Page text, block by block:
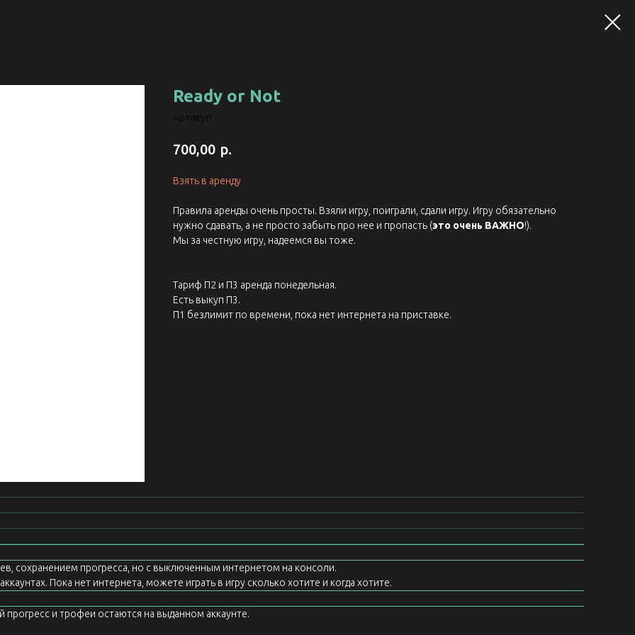
Ready or Not
Артикул:
700,00 р.
Взять в аренду
Правила аренды очень просты. Взяли игру, поиграли, сдали игру. Игру обязательно
нужно сдавать, а не просто забыть про нее и пропасть (это очень ВАЖНО!).
Мы за честную игру, надеемся вы тоже.
Тариф П2 и П3 аренда понедельная.
Есть выкуп П3.
П1 безлимит по времени, пока нет интернета на приставке.
сохранением прогресса, но с выключенным интернетом на консоли.
Пока нет интернета, можете играть в игру сколько хотите и когда хотите.
прогресс и трофеи остаются на выданном аккаунте.